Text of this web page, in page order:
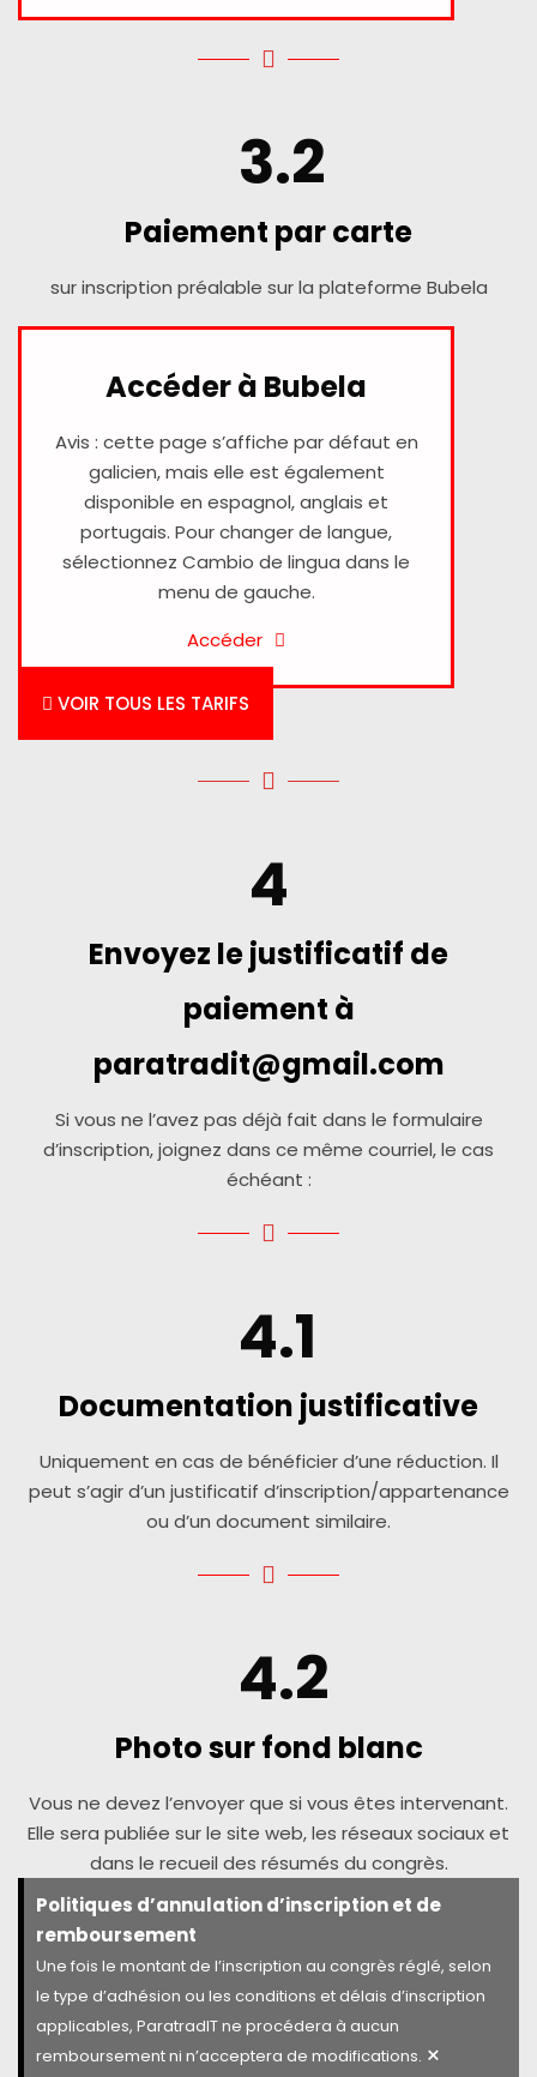
3.2
Paiement par carte
sur inscription préalable sur la plateforme Bubela
Accéder à Bubela
Avis : cette page s’affiche par défaut en
galicien, mais elle est également
disponible en espagnol, anglais et
portugais. Pour changer de langue,
sélectionnez Cambio de lingua dans le
menu de gauche.
Accéder
VOIR TOUS LES TARIFS
4
Envoyez le justificatif de
paiement à
paratradit@gmail.com
Si vous ne l’avez pas déjà fait dans le formulaire
d’inscription, joignez dans ce même courriel, le cas
échéant :
4.1
Documentation justificative
Uniquement en cas de bénéficier d’une réduction. Il
peut s’agir d’un justificatif d’inscription/appartenance
ou d’un document similaire.
4.2
Photo sur fond blanc
Vous ne devez l’envoyer que si vous êtes intervenant.
Elle sera publiée sur le site web, les réseaux sociaux et
dans le recueil des résumés du congrès.
Politiques d’annulation d’inscription et de
remboursement
Une fois le montant de l’inscription au congrès réglé, selon
le type d’adhésion ou les conditions et délais d’inscription
applicables, ParatradIT ne procédera à aucun
remboursement ni n’acceptera de modifications. ×